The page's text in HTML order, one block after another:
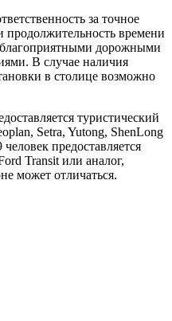
за точное
времени
дорожными
В случае наличия
в столице возможно
туристический
Setra, Yutong, ShenLong
предоставляется
Transit или аналог,
может отличаться.